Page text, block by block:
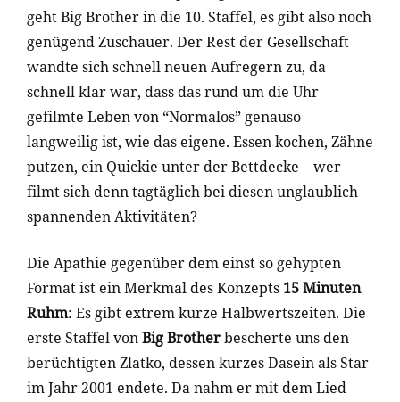
geht Big Brother in die 10. Staffel, es gibt also noch
genügend Zuschauer. Der Rest der Gesellschaft
wandte sich schnell neuen Aufregern zu, da
schnell klar war, dass das rund um die Uhr
gefilmte Leben von “Normalos” genauso
langweilig ist, wie das eigene. Essen kochen, Zähne
putzen, ein Quickie unter der Bettdecke – wer
filmt sich denn tagtäglich bei diesen unglaublich
spannenden Aktivitäten?
Die Apathie gegenüber dem einst so gehypten
Format ist ein Merkmal des Konzepts 15 Minuten
Ruhm: Es gibt extrem kurze Halbwertszeiten. Die
erste Staffel vonBig Brotherbescherte uns den
berüchtigten Zlatko, dessen kurzes Dasein als Star
im Jahr 2001 endete. Da nahm er mit dem Lied